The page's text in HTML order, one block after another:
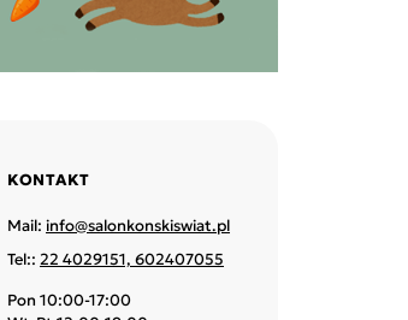
KONTAKT
Mail:info@salonkonskiswiat.pl
Tel::22 4029151, 602407055
Pon 10:00-17:00